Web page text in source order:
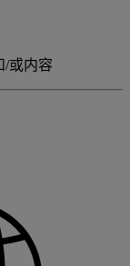
/或内容